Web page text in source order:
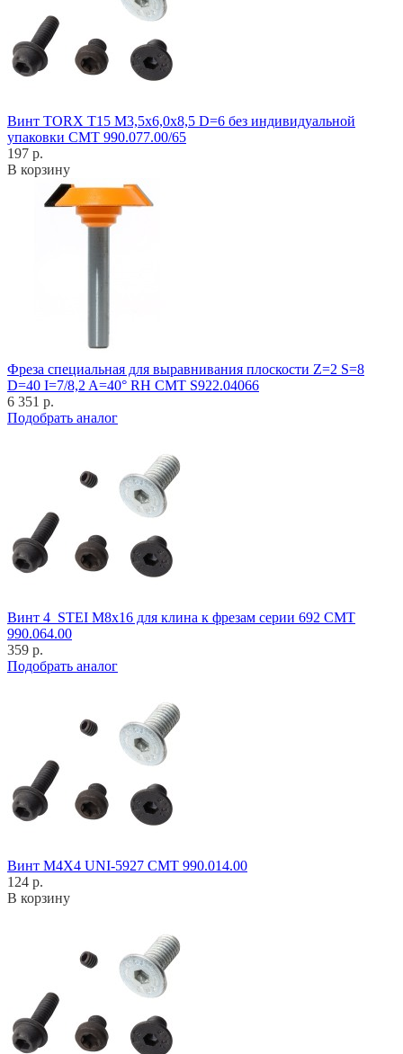
Винт TORX T15 M3,5x6,0x8,5 D=6 без индивидуальной
упаковки CMT 990.077.00/65
197 р.
В корзину
Фреза специальная для выравнивания плоскости Z=2 S=8
D=40 I=7/8,2 A=40° RH CMT S922.04066
6 351 р.
Подобрать аналог
Винт 4_STEI M8x16 для клина к фрезам серии 692 CMT
990.064.00
359 р.
Подобрать аналог
Винт M4X4 UNI-5927 CMT 990.014.00
124 р.
В корзину